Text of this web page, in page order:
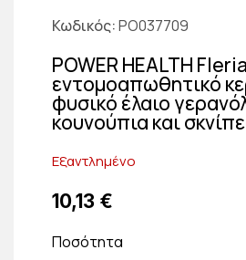
Κωδικός PO037709
POWER HEALTH
εντομοαπωθητικό
φυσικό έλαιο
κουνούπια και
Εξαντλημένο
10,13 €
Ποσότητα